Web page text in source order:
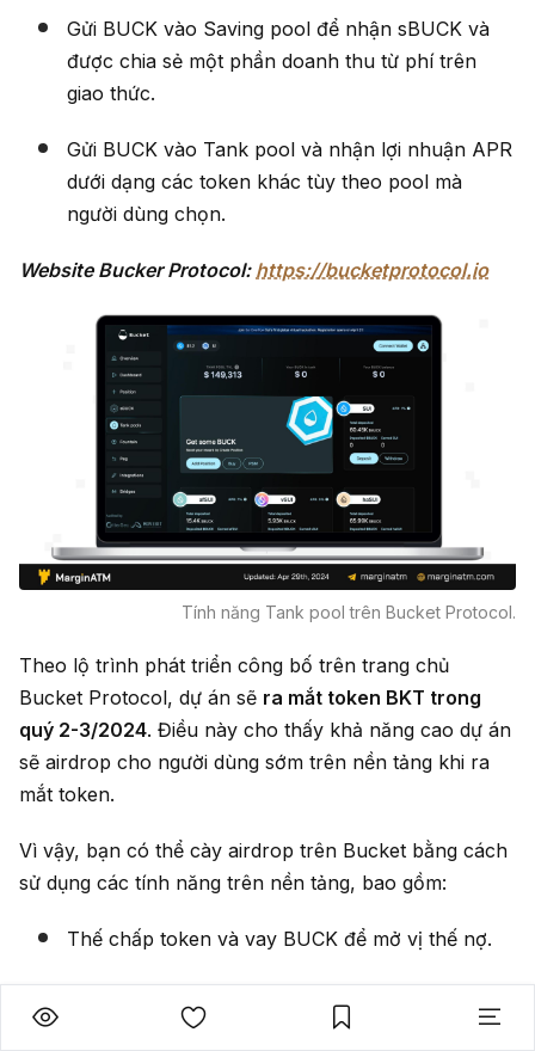
Gửi BUCK vào Saving pool để nhận sBUCK và
được chia sẻ một phần doanh thu từ phí trên
giao thức.
Gửi BUCK vào Tank pool và nhận lợi nhuận APR
dưới dạng các token khác tùy theo pool mà
người dùng chọn.
Website Bucker Protocol: https://bucketprotocol.io
Tính năng Tank pool trên Bucket Protocol.
Theo lộ trình phát triển công bố trên trang chủ
Bucket Protocol, dự án sẽ ra mắt token BKT trong
quý 2-3/2024. Điều này cho thấy khả năng cao dự án
sẽ airdrop cho người dùng sớm trên nền tảng khi ra
mắt token.
Vì vậy, bạn có thể cày airdrop trên Bucket bằng cách
sử dụng các tính năng trên nền tảng, bao gồm:
Thế chấp token và vay BUCK để mở vị thế nợ.